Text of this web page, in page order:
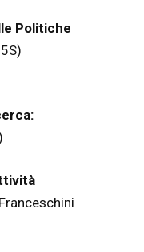
Politiche